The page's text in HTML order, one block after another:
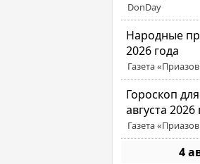
DonDay
Народные
2026 года
Газета
Гороскоп
августа 2026
Газета
4